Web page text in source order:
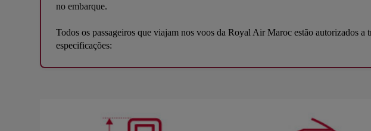
no embarque.
Todos os passageiros que viajam nos voos da Royal Air Maroc estão autorizados
especificações: